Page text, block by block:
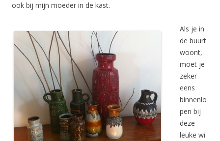
ook bij mijn moeder in de kast.
Als je in
de buurt
woont,
moet je
zeker
eens
binnenlo
pen bij
deze
leuke wi